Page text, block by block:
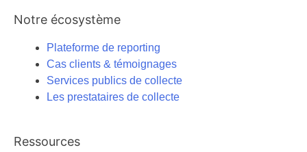
Notre écosystème
Plateforme de reporting
Cas clients & témoignages
Services publics de collecte
Les prestataires de collecte
Ressources